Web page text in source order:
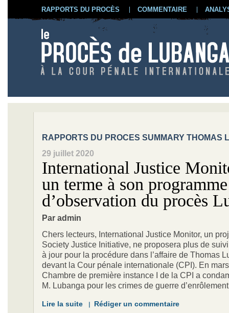
RAPPORTS DU PROCÈS COMMENTAIRE
RAPPORTS DU PROCES SUMMARY THOMAS
29 juillet 2020
International Justice
un terme à son programme
d’observation du procès
Par admin
Chers lecteurs, International Justice Monitor, un
Society Justice Initiative, ne proposera plus de
à jour pour la procédure dans l’affaire de Thomas
devant la Cour pénale internationale (CPI). En
Chambre de première instance I de la CPI a
M. Lubanga pour les crimes de guerre
Lire la suite Rédiger un commentaire